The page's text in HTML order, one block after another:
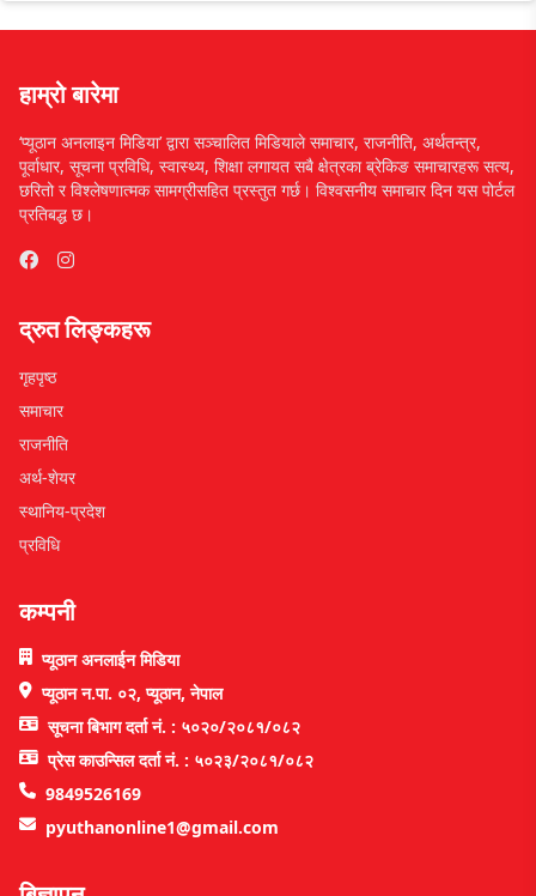
हाम्रो बारेमा
‘प्यूठान अनलाइन मिडिया’ द्वारा सञ्चालित मिडियाले समाचार, राजनीति, अर्थतन्त्र,
पूर्वाधार, सूचना प्रविधि, स्वास्थ्य, शिक्षा लगायत सबै क्षेत्रका ब्रेकिङ समाचारहरू सत्य,
छरितो र विश्लेषणात्मक सामग्रीसहित प्रस्तुत गर्छ। विश्वसनीय समाचार दिन यस पोर्टल
प्रतिबद्ध छ।
द्रुत लिङ्कहरू
गृहपृष्ठ
समाचार
राजनीति
अर्थ-शेयर
स्थानिय-प्रदेश
प्रविधि
कम्पनी
प्यूठान अनलाईन मिडिया
प्यूठान न.पा. ०२, प्यूठान, नेपाल
सूचना बिभाग दर्ता नं. : ५०२०/२०८१/०८२
प्रेस काउन्सिल दर्ता नं. : ५०२३/२०८१/०८२
9849526169
pyuthanonline1@gmail.com